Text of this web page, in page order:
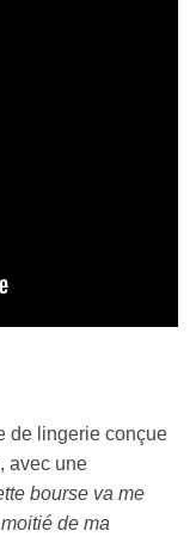
de lingerie conçue
avec une
bourse va me
de ma